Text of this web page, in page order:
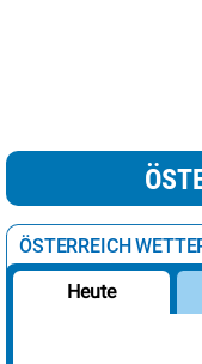
ÖSTERREICH
Heute